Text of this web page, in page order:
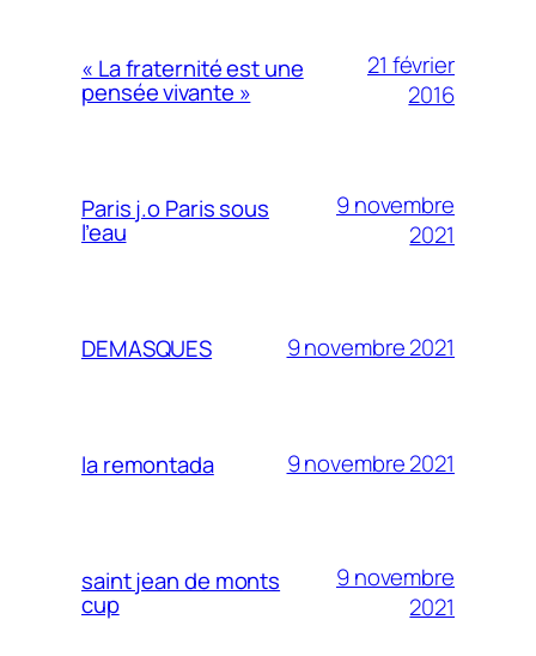
« La fraternité est une
pensée vivante »
21 février
2016
Paris j.o Paris sous
l’eau
9 novembre
2021
DEMASQUES 9 novembre 2021
la remontada 9 novembre 2021
saint jean de monts
cup
9 novembre
2021